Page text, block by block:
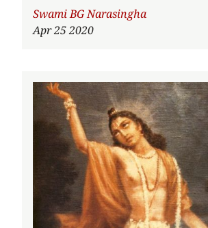
Author
Swami BG Narasingha
Apr 25 2020